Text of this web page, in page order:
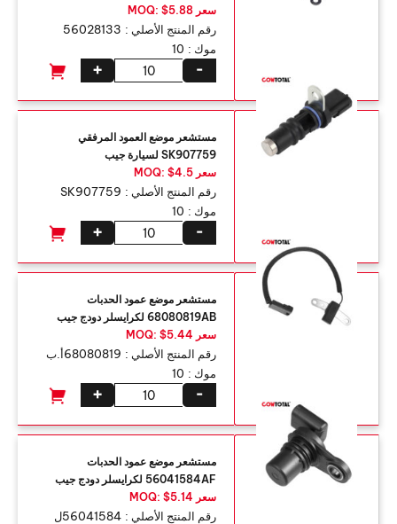
سعر MOQ: $5.88
رقم المنتج الأصلي : 56028133
موك : 10
+ -
مستشعر موضع العمود المرفقي
SK907759 لسيارة جيب
سعر MOQ: $4.5
رقم المنتج الأصلي : SK907759
موك : 10
+ -
مستشعر موضع عمود الحدبات
68080819AB لكرايسلر دودج جيب
سعر MOQ: $5.44
رقم المنتج الأصلي : 68080819أ.ب
موك : 10
+ -
مستشعر موضع عمود الحدبات
56041584AF لكرايسلر دودج جيب
سعر MOQ: $5.14
رقم المنتج الأصلي : 56041584ل